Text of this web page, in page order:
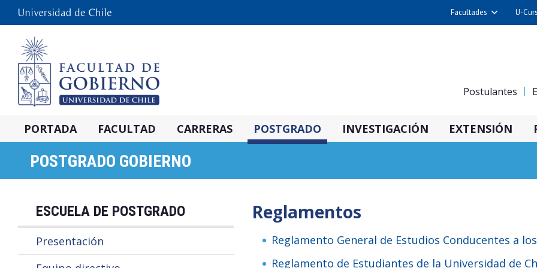
Facultades
Cs. Químicas y
Derecho
U-
Postulantes
PORTADA FACULTAD CARRERAS POSTGRADO INVESTIGACIÓN EXTENSIÓN
POSTGRADO GOBIERNO
ESCUELA DE POSTGRADO
Presentación
Reglamentos
Reglamento General de Estudios Conducentes a
Reglamento de Estudiantes de la Universidad de